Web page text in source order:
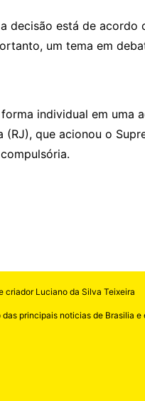
decisão está de acordo
um tema em
individual em uma
que acionou o
criador Luciano da Silva Teixeira
principais noticias de Brasilia e